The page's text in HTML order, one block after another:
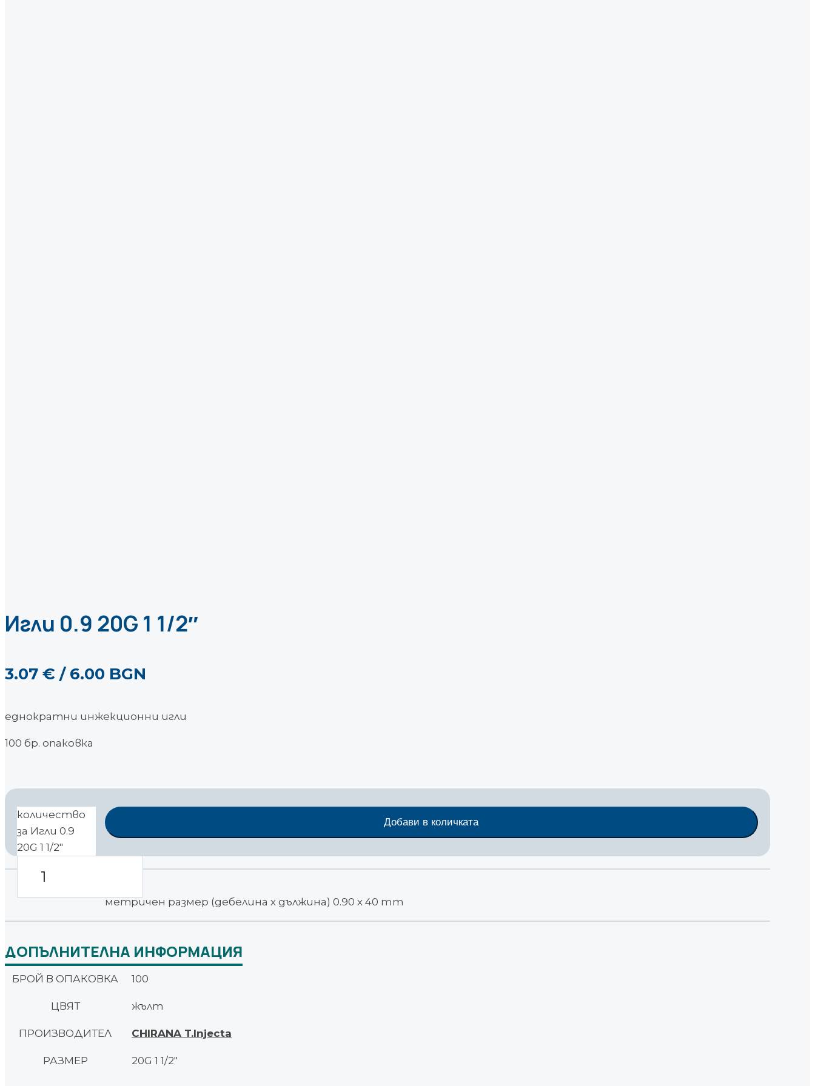
Игли 0.9 20G 1 1/2″
3.07 € / 6.00 BGN
еднократни инжекционни игли
100 бр. опаковка
количество
за Игли 0.9
20G 1 1/2"
Добави в количката
метричен размер (дебелина х дължина) 0.90 х 40 mm
ДОПЪЛНИТЕЛНА ИНФОРМАЦИЯ
БРОЙ В ОПАКОВКА 100
ЦВЯТ жълт
ПРОИЗВОДИТЕЛ CHIRANA T.Injecta
РАЗМЕР 20G 1 1/2"